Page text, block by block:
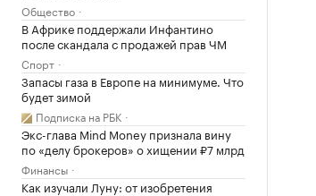
Общество
В Африке поддержали Инфантино
после скандала с продажей прав ЧМ
Спорт
Запасы газа в Европе на минимуме. Что
будет зимой
Подписка на РБК
Экс-глава Mind Money признала вину
по «делу брокеров» о хищении ₽7 млрд
Финансы
Как изучали Луну: от изобретения